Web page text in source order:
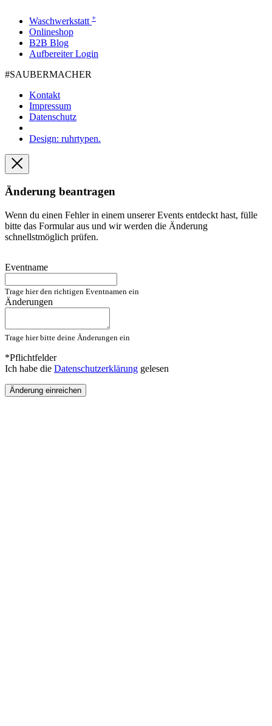
Waschwerkstatt +
Onlineshop
B2B Blog
Aufbereiter Login
#SAUBER­MACHER
Kontakt
Impressum
Datenschutz
Design: ruhrtypen.
Änderung beantragen
Wenn du einen Fehler in einem unserer Events entdeckt hast, fülle
bitte das Formular aus und wir werden die Änderung
schnellstmöglich prüfen.
Eventname
Trage hier den richtigen Eventnamen ein
Änderungen
Trage hier bitte deine Änderungen ein
*Pflichtfelder
Ich habe die Datenschutzerklärung gelesen
Änderung einreichen